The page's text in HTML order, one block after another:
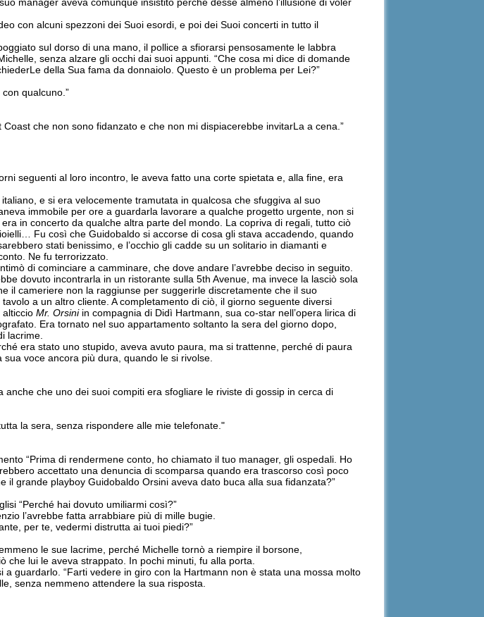
con alcuni spezzoni dei Suoi esordi, e poi dei Suoi concerti in tutto il
sul dorso di una mano, il pollice a sfiorarsi pensosamente le labbra
senza alzare gli occhi dai suoi appunti. “Che cosa mi dice di domande
della Sua fama da donnaiolo. Questo è un problema per Lei?”
qualcuno.”
che non sono fidanzato e che non mi dispiacerebbe invitarLa a cena.”
seguenti al loro incontro, le aveva fatto una corte spietata e, alla fine, era
e si era velocemente tramutata in qualcosa che sfuggiva al suo
immobile per ore a guardarla lavorare a qualche progetto urgente, non si
in concerto da qualche altra parte del mondo. La copriva di regali, tutto ciò
Fu così che Guidobaldo si accorse di cosa gli stava accadendo, quando
stati benissimo, e l’occhio gli cadde su un solitario in diamanti e
Ne fu terrorizzato.
di cominciare a camminare, che dove andare l’avrebbe deciso in seguito.
dovuto incontrarla in un ristorante sulla 5th Avenue, ma invece la lasciò sola
il cameriere non la raggiunse per suggerirle discretamente che il suo
a un altro cliente. A completamento di ciò, il giorno seguente diversi
alticcioMr. Orsiniin compagnia di Didì Hartmann, sua co-star nell’opera lirica di
Era tornato nel suo appartamento soltanto la sera del giorno dopo,
lacrime.
era stato uno stupido, aveva avuto paura, ma si trattenne, perché di paura
voce ancora più dura, quando le si rivolse.
che uno dei suoi compiti era sfogliare le riviste di gossip in cerca di
la sera, senza rispondere alle mie telefonate."
“Prima di rendermene conto, ho chiamato il tuo manager, gli ospedali. Ho
accettato una denuncia di scomparsa quando era trascorso così poco
il grande playboy Guidobaldo Orsini aveva dato buca alla sua fidanzata?”
“Perché hai dovuto umiliarmi così?”
l’avrebbe fatta arrabbiare più di mille bugie.
per te, vedermi distrutta ai tuoi piedi?”
le sue lacrime, perché Michelle tornò a riempire il borsone,
lui le aveva strappato. In pochi minuti, fu alla porta.
a guardarlo. “Farti vedere in giro con la Hartmann non è stata una mossa molto
senza nemmeno attendere la sua risposta.